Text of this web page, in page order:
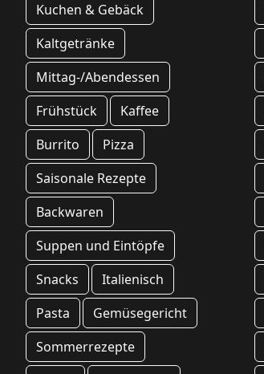
Kuchen & Gebäck
Kaltgetränke
Mittag-/Abendessen
Frühstück
Kaffee
Burrito
Pizza
Saisonale Rezepte
Backwaren
Suppen und Eintöpfe
Snacks
Italienisch
Pasta
Gemüsegericht
Sommerrezepte